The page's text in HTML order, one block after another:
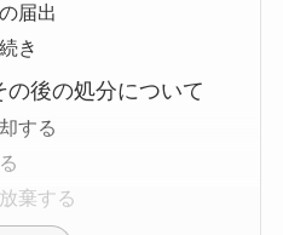
届出
き
後の処分について
する
棄する